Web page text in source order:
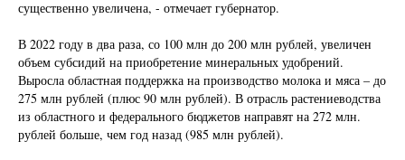
существенно увеличена, - отмечает губернатор.
В 2022 году в два раза, со 100 млн до 200 млн рублей, увеличен
объем субсидий на приобретение минеральных удобрений.
Выросла областная поддержка на производство молока и мяса – до
275 млн рублей (плюс 90 млн рублей). В отрасль растениеводства
из областного и федерального бюджетов направят на 272 млн.
рублей больше, чем год назад (985 млн рублей).